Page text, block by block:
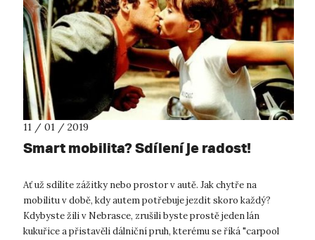
11 / 01 / 2019
Smart mobilita? Sdílení je radost!
Ať už sdílíte zážitky nebo prostor v autě. Jak chytře na
mobilitu v době, kdy autem potřebuje jezdit skoro každý?
Kdybyste žili v Nebrasce, zrušili byste prostě jeden lán
kukuřice a přistavěli dálniční pruh, kterému se říká "carpool